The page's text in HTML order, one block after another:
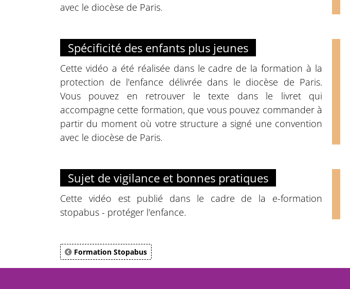
avec le diocèse de Paris.
Spécificité des enfants plus jeunes
Cette vidéo a été réalisée dans le cadre de la formation à la
protection de l'enfance délivrée dans le diocèse de Paris.
Vous pouvez en retrouver le texte dans le livret qui
accompagne cette formation, que vous pouvez commander à
partir du moment où votre structure a signé une convention
avec le diocèse de Paris.
Sujet de vigilance et bonnes pratiques
Cette vidéo est publié dans le cadre de la e-formation
stopabus - protéger l'enfance.
Formation Stopabus